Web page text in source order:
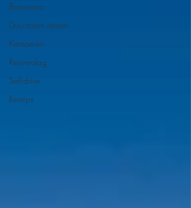
Botswana
Duurzaam reizen
Kamperen
Reisverslag
Self-drive
Reistips